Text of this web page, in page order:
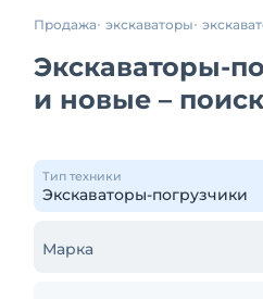
Продажа экскаваторы
Экскаваторы-
и новые – поиск
Тип техники
Марка